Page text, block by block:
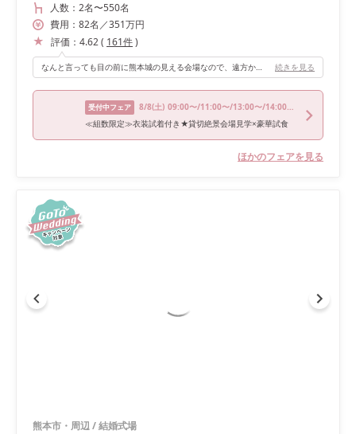
人数： 2名〜550名
費用： 82名 ／351万円
評価： 4.62( 161件)
なんと言っても目の前に熊本城の見える会場なので、遠方からのゲストはたくさん写真を撮っていました。 熊本城が現在復興中なのですが、逆に復興中の熊本城を見て頂く事ができて良かったと思っています。 続きを見る
受付中フェア 8/8(土) 09:00〜/11:00〜/13:00〜/14:00〜/16:00〜
≪組数限定≫衣装試着付き★貸切絶景会場見学×豪華試食
ほかのフェアを見る
熊本市・周辺/結婚式場